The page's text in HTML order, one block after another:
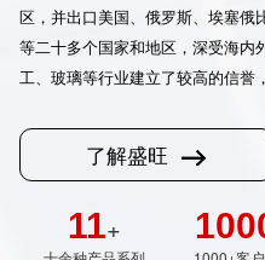
三嘴包装机
区，并出口美国、俄罗斯、埃塞俄
等二十多个国家和地区，深受海内
工、玻璃等行业建立了较高的信誉
了解盛旺
11+